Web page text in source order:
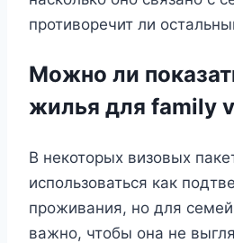
противоречит ли
Можно ли
жилья для family
В некоторых визовых
использоваться как
проживания, но для
важно, чтобы она не